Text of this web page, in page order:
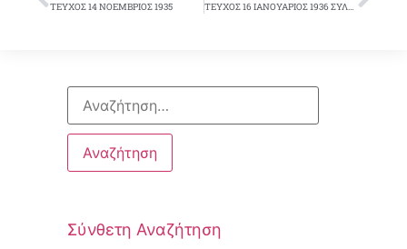
ΤΕΥΧΟΣ 14 ΝΟΕΜΒΡΙΟΣ 1935
ΤΕΥΧΟΣ 16 ΙΑΝΟΥΑΡΙΟΣ 1936 ΣΥΛΛΟΓΙΚΟ ΔΕΛΤΙΟ
Σύνθετη Αναζήτηση